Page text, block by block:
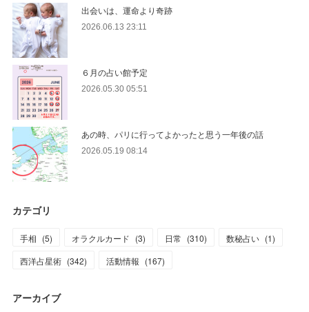
出会いは、運命より奇跡
2026.06.13 23:11
６月の占い館予定
2026.05.30 05:51
あの時、パリに行ってよかったと思う一年後の話
2026.05.19 08:14
カテゴリ
手相 (5) オラクルカード (3) 日常 (310) 数秘占い (1)
西洋占星術 (342) 活動情報 (167)
アーカイブ